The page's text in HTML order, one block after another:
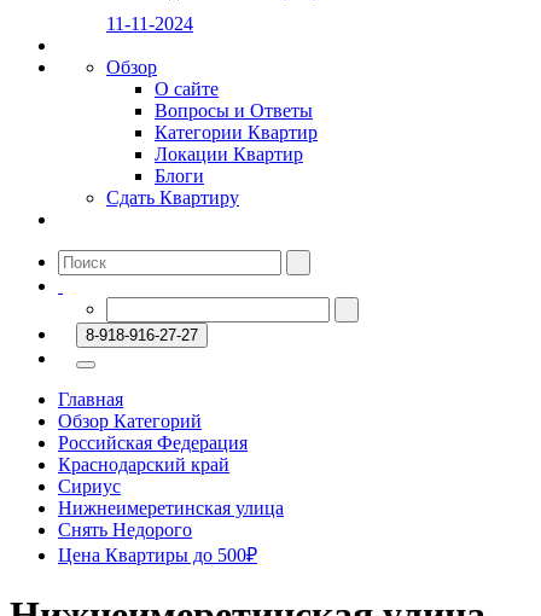
11-11-2024
Обзор
О сайте
Вопросы и Ответы
Категории Квартир
Локации Квартир
Блоги
Сдать Квартиру
8-918-916-27-27
Главная
Обзор Категорий
Российская Федерация
Краснодарский край
Сириус
Нижнеимеретинская улица
Снять Недорого
Цена Квартиры до 500₽